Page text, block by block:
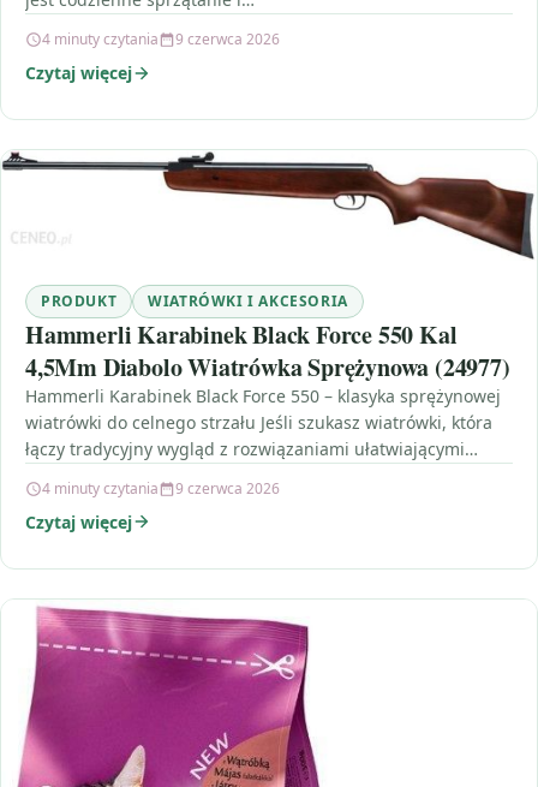
4 minuty czytania 9 czerwca 2026
Czytaj więcej
PRODUKT WIATRÓWKI I AKCESORIA
Hammerli Karabinek Black Force 550 Kal
4,5Mm Diabolo Wiatrówka Sprężynowa (24977)
Hammerli Karabinek Black Force 550 – klasyka sprężynowej
wiatrówki do celnego strzału Jeśli szukasz wiatrówki, która
łączy tradycyjny wygląd z rozwiązaniami ułatwiającymi
4 minuty czytania 9 czerwca 2026
Czytaj więcej